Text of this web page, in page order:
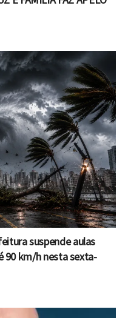
suspende aulas
90 km/h nesta sexta-